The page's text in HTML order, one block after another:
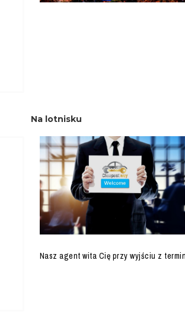
Na lotnisku
Nasz agent wita Cię przy wyjściu z